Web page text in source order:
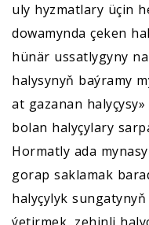
uly hyzmatlary üçin
dowamynda çeken
hünär ussatlygyny
halysynyň baýramy
at gazanan
bolan halyçylary
Hormatly ada
gorap saklamak
halyçylyk